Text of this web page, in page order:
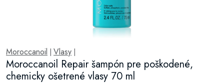
Moroccanoil Vlasy
Moroccanoil Repair šampón pre poškodené,
chemicky ošetrené vlasy 70 ml